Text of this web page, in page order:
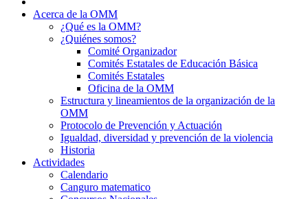
Acerca de la OMM
¿Qué es la OMM?
¿Quiénes somos?
Comité Organizador
Comités Estatales de Educación Básica
Comités Estatales
Oficina de la OMM
Estructura y lineamientos de la organización de la
OMM
Protocolo de Prevención y Actuación
Igualdad, diversidad y prevención de la violencia
Historia
Actividades
Calendario
Canguro matematico